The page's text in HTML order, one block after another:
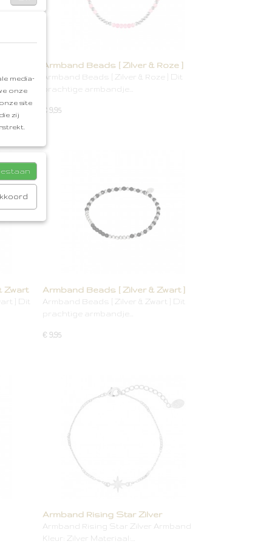
Wow!
Armband Beads [ Zilver & Roze ]
Armband Beads [ Zilver & Roze ] Dit
prachtige armbandje…
€ 9,95
Zwart
] Dit
Armband Beads [ Zilver & Zwart ]
Armband Beads [ Zilver & Zwart ] Dit
prachtige armbandje…
€ 9,95
Armband Rising Star Zilver
Armband Rising Star Zilver Armband
Kleur: Zilver Materiaal:…
media-
onze
site
zij